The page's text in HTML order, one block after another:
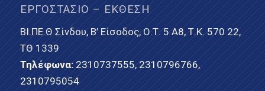
ΕΡΓΟΣΤΆΣΙΟ – ΈΚΘΕΣΗ
ΒΙ.ΠΕ.Θ Σίνδου, Β’ Είσοδος, Ο.Τ. 5 Α8, Τ.Κ. 570 22,
ΤΘ 1339
Τηλέφωνα: 2310737555, 2310796766,
2310795054